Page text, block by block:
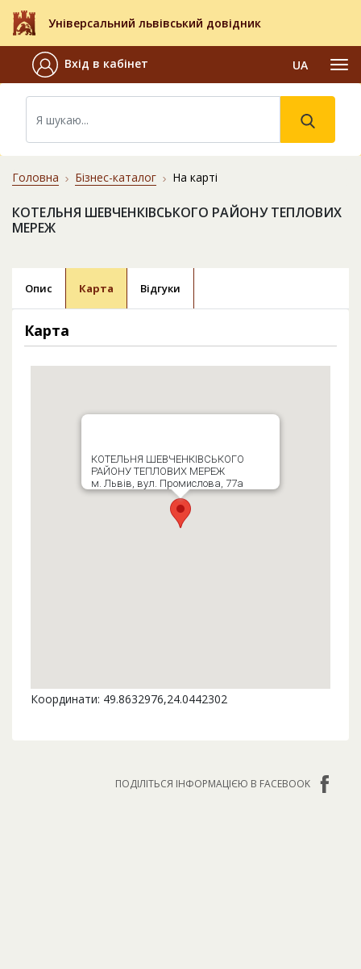
Універсальний львівський довідник
Вхід в кабінет UA
Головна Бізнес-каталог На карті
КОТЕЛЬНЯ ШЕВЧЕНКІВСЬКОГО РАЙОНУ ТЕПЛОВИХ
МЕРЕЖ
Опис Карта Відгуки
Карта
КОТЕЛЬНЯ ШЕВЧЕНКІВСЬКОГО
РАЙОНУ ТЕПЛОВИХ МЕРЕЖ
м. Львів, вул. Промислова, 77а
Координати: 49.8632976,24.0442302
ПОДІЛІТЬСЯ ІНФОРМАЦІЄЮ В FACEBOOK